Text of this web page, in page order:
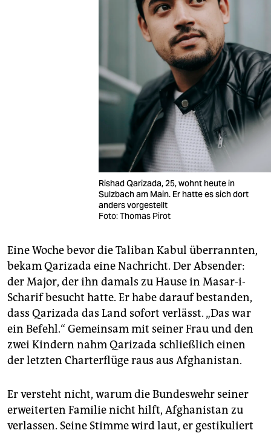
Rishad Qarizada, 25, wohnt heute in
Sulzbach am Main. Er hatte es sich dort
anders vorgestellt
Foto: Thomas Pirot
Eine Woche bevor die Taliban Kabul überrannten,
bekam Qarizada eine Nachricht. Der Absender:
der Major, der ihn damals zu Hause in Masar-i-
Scharif besucht hatte. Er habe darauf bestanden,
dass Qarizada das Land sofort verlässt. „Das war
ein Befehl.“ Gemeinsam mit seiner Frau und den
zwei Kindern nahm Qarizada schließlich einen
der letzten Charterflüge raus aus Afghanistan.
Er versteht nicht, warum die Bundeswehr seiner
erweiterten Familie nicht hilft, Afghanistan zu
verlassen. Seine Stimme wird laut, er gestikuliert